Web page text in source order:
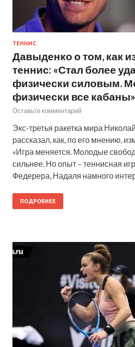
ТЕННИС
Давыденко о том, как
теннис: «Стал более
физически силовым.
физически все кабаны»
Оставьте комментарий
Экс-третья ракетка мира
рассказал, как, по его мнению,
«Игра меняется. Молодые
сильнее. Но опыт – теннисная
Федерера, Надаля намного
ПОДРОБНЕЕ